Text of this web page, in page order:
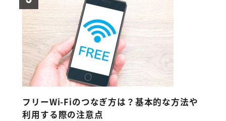
フリーWi-Fiのつなぎ方は？基本的な方法や
利用する際の注意点